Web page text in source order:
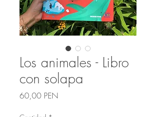
Los animales - Libro
con solapa
60,00 PENPrecio